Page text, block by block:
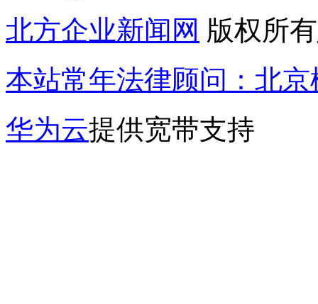
北方企业新闻网 版权所有
本站常年法律顾问：北
华为云提供宽带支持